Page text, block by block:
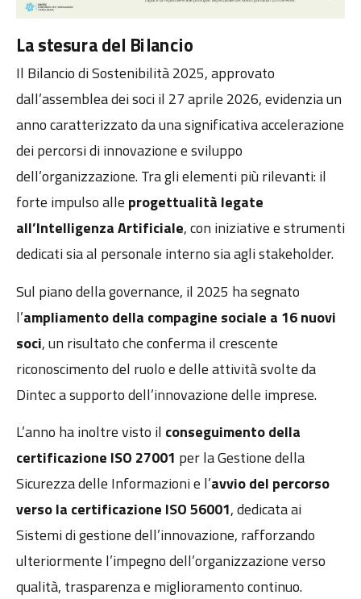
La stesura del Bilancio
Il Bilancio di Sostenibilità 2025, approvato
dall’assemblea dei soci il 27 aprile 2026, evidenzia un
anno caratterizzato da una significativa accelerazione
dei percorsi di innovazione e sviluppo
dell’organizzazione. Tra gli elementi più rilevanti: il
forte impulso alle progettualità legate
all’Intelligenza Artificiale, con iniziative e strumenti
dedicati sia al personale interno sia agli stakeholder.
Sul piano della governance, il 2025 ha segnato
l’ampliamento della compagine sociale a 16 nuovi
soci, un risultato che conferma il crescente
riconoscimento del ruolo e delle attività svolte da
Dintec a supporto dell’innovazione delle imprese.
L’anno ha inoltre visto il conseguimento della
certificazione ISO 27001 per la Gestione della
Sicurezza delle Informazioni e l’avvio del percorso
verso la certificazione ISO 56001, dedicata ai
Sistemi di gestione dell’innovazione, rafforzando
ulteriormente l’impegno dell’organizzazione verso
qualità, trasparenza e miglioramento continuo.